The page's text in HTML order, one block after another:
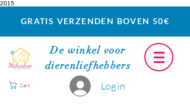
2015
GRATIS VERZENDEN BOVEN 50€
De winkel voor
dierenliefhebbers
Log in
Cart